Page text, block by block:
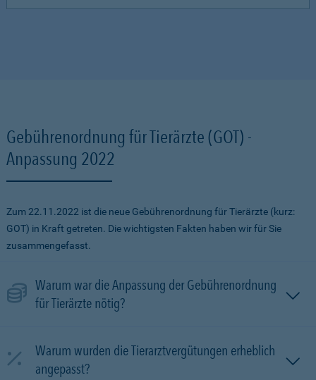
Gebührenordnung für Tierärzte (GOT) -
Anpassung 2022
Zum 22.11.2022 ist die neue Gebührenordnung für Tierärzte (kurz:
GOT) in Kraft getreten. Die wichtigsten Fakten haben wir für Sie
zusammengefasst.
Warum war die Anpassung der Gebührenordnung
für Tierärzte nötig?
Warum wurden die Tierarztvergütungen erheblich
angepasst?